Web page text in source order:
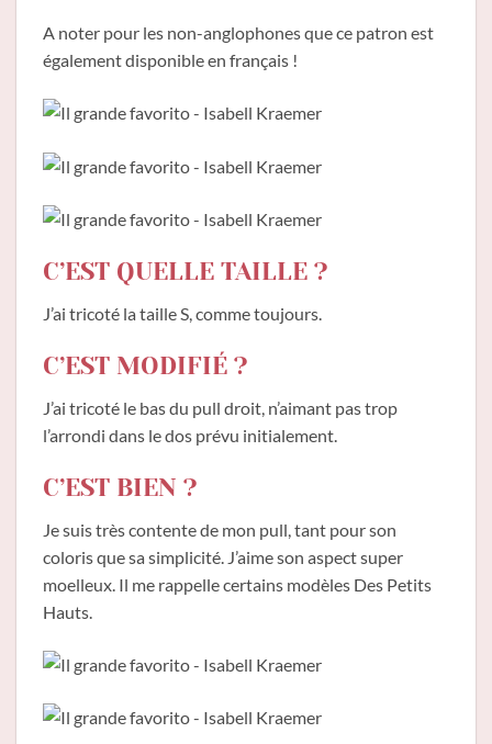
A noter pour les non-anglophones que ce patron est
également disponible en français !
C’EST QUELLE TAILLE ?
J’ai tricoté la taille S, comme toujours.
C’EST MODIFIÉ ?
J’ai tricoté le bas du pull droit, n’aimant pas trop
l’arrondi dans le dos prévu initialement.
C’EST BIEN ?
Je suis très contente de mon pull, tant pour son
coloris que sa simplicité. J’aime son aspect super
moelleux. Il me rappelle certains modèles Des Petits
Hauts.